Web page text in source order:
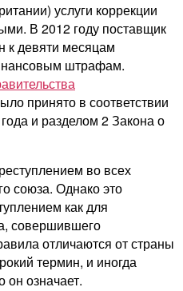
услуги коррекции
В 2012 году поставщик
к девяти месяцам
штрафам.
принято в соответствии
и разделом 2 Закона о
во всех
союза. Однако это
как для
совершившего
отличаются от страны
термин, и иногда
он означает.